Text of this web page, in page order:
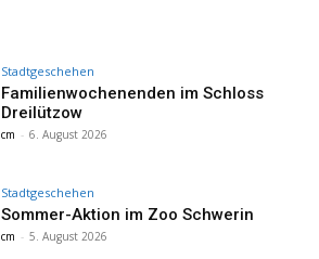
Stadtgeschehen
Familienwochenenden im Schloss
Dreilützow
cm - 6. August 2026
Stadtgeschehen
Sommer-Aktion im Zoo Schwerin
cm - 5. August 2026